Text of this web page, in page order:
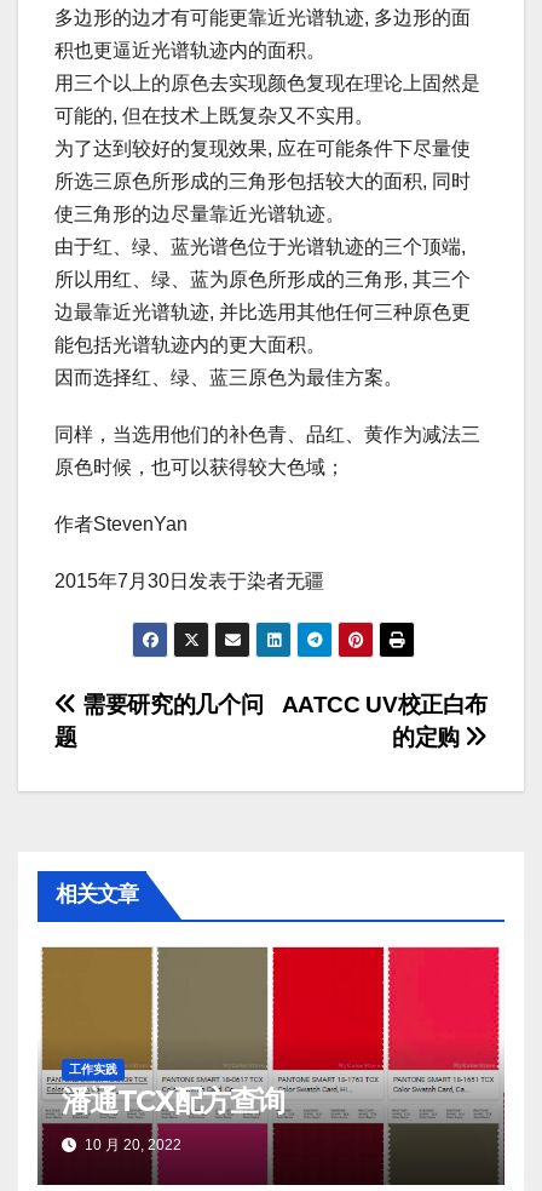
多边形的边才有可能更靠近光谱轨迹, 多边形的面
积也更逼近光谱轨迹内的面积。
用三个以上的原色去实现颜色复现在理论上固然是
可能的, 但在技术上既复杂又不实用。
为了达到较好的复现效果, 应在可能条件下尽量使
所选三原色所形成的三角形包括较大的面积, 同时
使三角形的边尽量靠近光谱轨迹。
由于红、绿、蓝光谱色位于光谱轨迹的三个顶端,
所以用红、绿、蓝为原色所形成的三角形, 其三个
边最靠近光谱轨迹, 并比选用其他任何三种原色更
能包括光谱轨迹内的更大面积。
因而选择红、绿、蓝三原色为最佳方案。
同样，当选用他们的补色青、品红、黄作为减法三
原色时候，也可以获得较大色域；
作者StevenYan
2015年7月30日发表于染者无疆
文
章
航
AATCC UV校正白布
的定购
需要研究的几个问
题
相关文章
工作实践
潘通TCX配方查询
10 月 20, 2022